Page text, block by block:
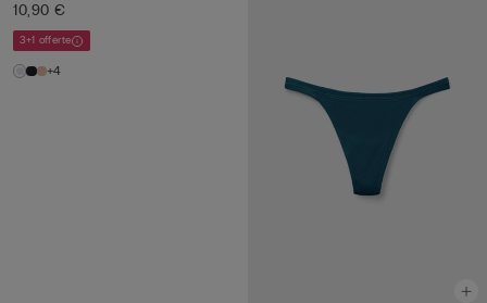
10,90 €
3+1 offerte
+4